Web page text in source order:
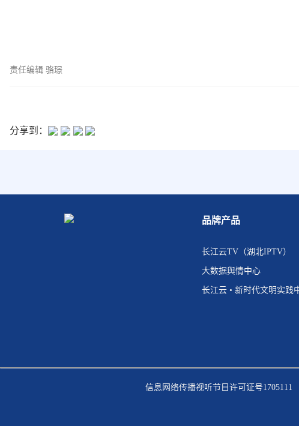
责任编辑 骆璟
分享到：
品牌产品
长江云TV（湖北IPTV）
大数据舆情中心
长江云 • 新时代文明实践
信息网络传播视听节目许可证号1705111